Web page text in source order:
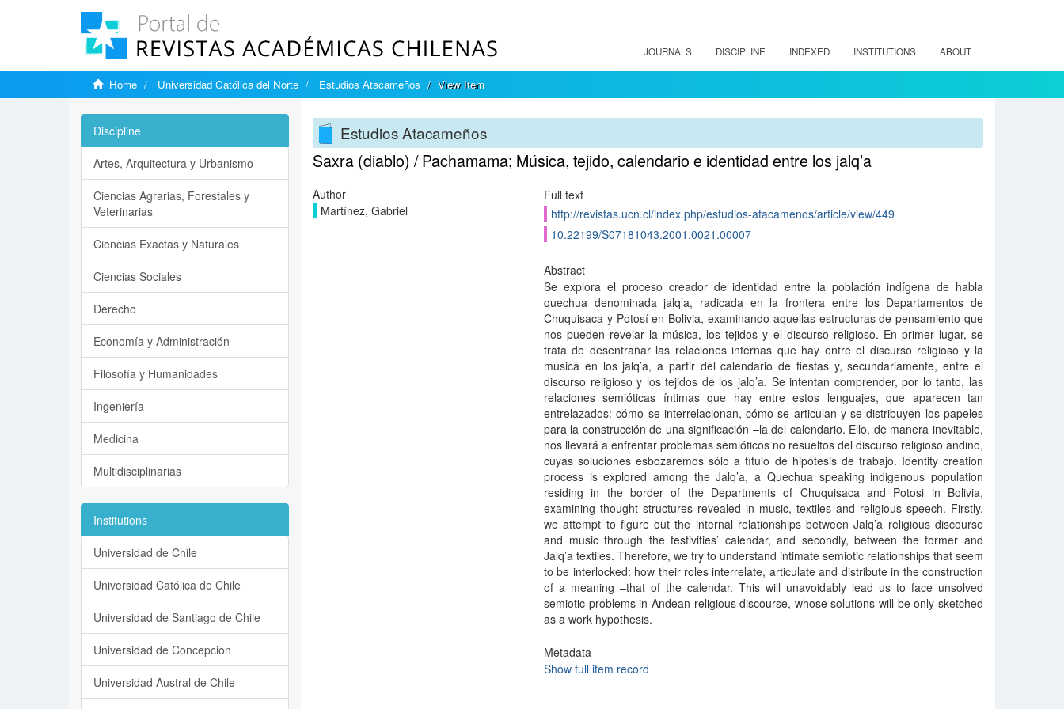
JOURNALS DISCIPLINE INDEXED INSTITUTIONS ABOUT
Home Universidad Católica del Norte Estudios Atacameños View Item
Estudios Atacameños
Saxra (diablo) / Pachamama; Música, tejido, calendario e identidad entre los jalq’a
Author
Martínez, Gabriel
Full text
http://revistas.ucn.cl/index.php/estudios-atacamenos/article/view/449
10.22199/S07181043.2001.0021.00007
Abstract
Se explora el proceso creador de identidad entre la población indígena de habla
quechua denominada jalq’a, radicada en la frontera entre los Departamentos de
Chuquisaca y Potosí en Bolivia, examinando aquellas estructuras de pensamiento que
nos pueden revelar la música, los tejidos y el discurso religioso. En primer lugar, se
trata de desentrañar las relaciones internas que hay entre el discurso religioso y la
música en los jalq’a, a partir del calendario de fiestas y, secundariamente, entre el
discurso religioso y los tejidos de los jalq’a. Se intentan comprender, por lo tanto, las
relaciones semióticas íntimas que hay entre estos lenguajes, que aparecen tan
entrelazados: cómo se interrelacionan, cómo se articulan y se distribuyen los papeles
para la construcción de una significación –la del calendario. Ello, de manera inevitable,
nos llevará a enfrentar problemas semióticos no resueltos del discurso religioso andino,
cuyas soluciones esbozaremos sólo a título de hipótesis de trabajo. Identity creation
process is explored among the Jalq’a, a Quechua speaking indigenous population
residing in the border of the Departments of Chuquisaca and Potosi in Bolivia,
examining thought structures revealed in music, textiles and religious speech. Firstly,
we attempt to figure out the internal relationships between Jalq’a religious discourse
and music through the festivities’ calendar, and secondly, between the former and
Jalq’a textiles. Therefore, we try to understand intimate semiotic relationships that seem
to be interlocked: how their roles interrelate, articulate and distribute in the construction
of a meaning –that of the calendar. This will unavoidably lead us to face unsolved
semiotic problems in Andean religious discourse, whose solutions will be only sketched
as a work hypothesis.
Metadata
Show full item record
Discipline
Artes, Arquitectura y Urbanismo
Ciencias Agrarias, Forestales y
Veterinarias
Ciencias Exactas y Naturales
Ciencias Sociales
Derecho
Economía y Administración
Filosofía y Humanidades
Ingeniería
Medicina
Multidisciplinarias
Institutions
Universidad de Chile
Universidad Católica de Chile
Universidad de Santiago de Chile
Universidad de Concepción
Universidad Austral de Chile